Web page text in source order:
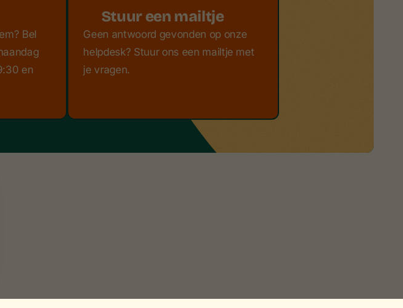
Bel
en
Stuur een mailtje
Geen antwoord gevonden op onze
helpdesk? Stuur ons een mailtje met
je vragen.